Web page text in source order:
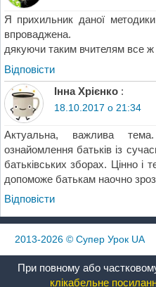
Я прихильник даної
впроваджена.
дякуючи таким вчителям все
Відповіcти
Інна Хрієнко :
18.10.2017 о 21:34
Актуальна, важлива
ознайомлення батьків із
батьківських зборах. Цінно і
допоможе батькам наочно
Відповіcти
2013-2026 © Супер Урок UA
При повному або частковому
клікабельне